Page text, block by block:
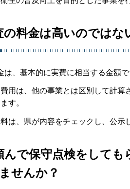
の料金は高いのではな
は、基本的に実費に相当する金額で
用は、他の事業とは区別して計
す。
は、県が内容をチェックし、公示
んで保守点検をして
せんか？